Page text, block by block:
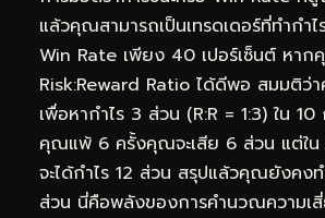
แล้วคุณสามารถเป็นเทรดเดอร์ที่ทำกำไ
Win Rate เพียง 40 เปอร์เซ็นต์ หาก
Risk:Reward Ratio ได้ดีพอ สมมติว่
เพื่อหากำไร 3 ส่วน (R:R = 1:3) ใน 10
คุณแพ้ 6 ครั้งคุณจะเสีย 6 ส่วน แต่ใ
จะได้กำไร 12 ส่วน สรุปแล้วคุณยังคง
ส่วน นี่คือพลังของการคำนวณความเสี่